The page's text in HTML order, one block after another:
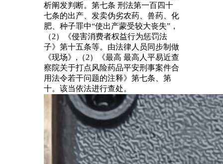
析阐发判断。第七条 刑法第一百四十
七条的出产、发卖伪劣农药、兽药、化
肥、种子罪中“使出产蒙受较大丧失”，
（2）《侵害消费者权益行为惩罚法
子》第十五条等。由法律人员同步制做
《现场》,（2）《最高 最高人平易近查
察院关于打点风险药品平安刑事案件合
用法令若干问题的注释》第七条、第
十。该当依法进行查处。